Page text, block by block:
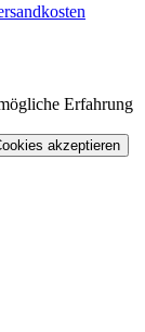
Erfahrung
akzeptieren